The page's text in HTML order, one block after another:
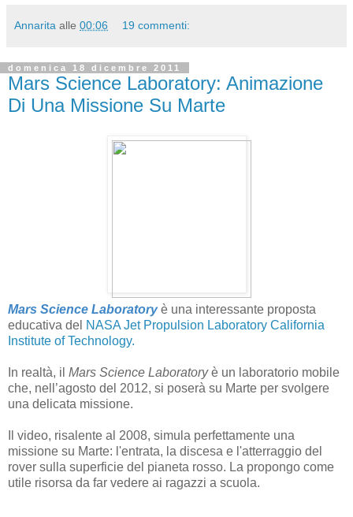
Annarita alle 00:06 19 commenti:
domenica 18 dicembre 2011
Mars Science Laboratory: Animazione
Di Una Missione Su Marte
Mars Science Laboratoryè una interessante proposta
educativa del NASA Jet Propulsion Laboratory California
Institute of Technology.
In realtà, il Mars Science Laboratoryè un laboratorio mobile
che, nell’agosto del 2012, si poserà su Marte per svolgere
una delicata missione.
Il video, risalente al 2008, simula perfettamente una
missione su Marte: l'entrata, la discesa e l'atterraggio del
rover sulla superficie del pianeta rosso. La propongo come
utile risorsa da far vedere ai ragazzi a scuola.